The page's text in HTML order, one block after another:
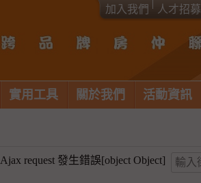
加入我們 人才招募
實用工具 關於我們 活動資訊
Ajax request 發生錯誤[object Object]